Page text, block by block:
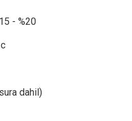
- %20
dahil)